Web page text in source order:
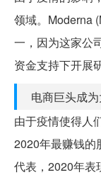
领域。Moderna
一，因为这家公
资金支持下开展
电商巨头成
由于疫情使得人
2020年最赚钱的
代表，2020年表